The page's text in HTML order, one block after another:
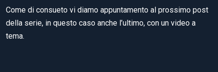
Come di consueto vi diamo appuntamento al prossimo post
della serie, in questo caso anche l’ultimo, con un video a
tema.